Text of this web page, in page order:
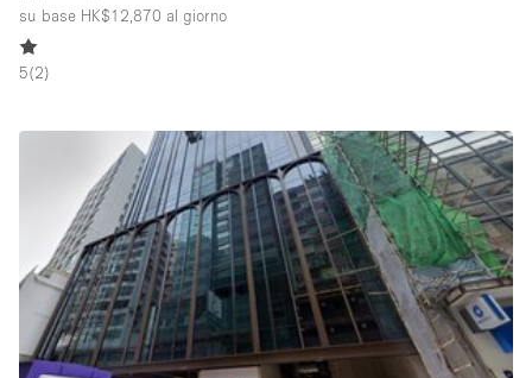
Bagno
Camere Multiple
Camerini di prova
Concierge
Cucina
Elettricità
Esposizione di Automobili
su base HK$12,870 al giorno
5(2)